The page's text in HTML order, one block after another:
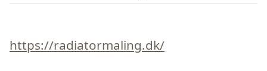
https://radiatormaling.dk/